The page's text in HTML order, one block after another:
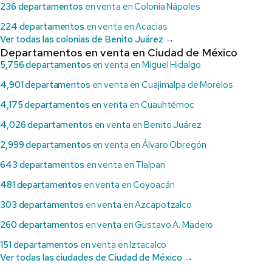
236 departamentos en venta en Colonia Nápoles
224 departamentos en venta en Acacias
Ver todas las colonias de Benito Juárez →
Departamentos en venta en Ciudad de México
5,756 departamentos en venta en Miguel Hidalgo
4,901 departamentos en venta en Cuajimalpa de Morelos
4,175 departamentos en venta en Cuauhtémoc
4,026 departamentos en venta en Benito Juárez
2,999 departamentos en venta en Álvaro Obregón
643 departamentos en venta en Tlalpan
481 departamentos en venta en Coyoacán
303 departamentos en venta en Azcapotzalco
260 departamentos en venta en Gustavo A. Madero
151 departamentos en venta en Iztacalco
Ver todas las ciudades de Ciudad de México →